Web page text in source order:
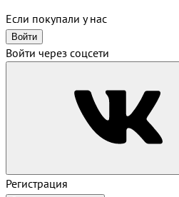
Если покупали у нас
Войти
Войти через соцсети
Регистрация